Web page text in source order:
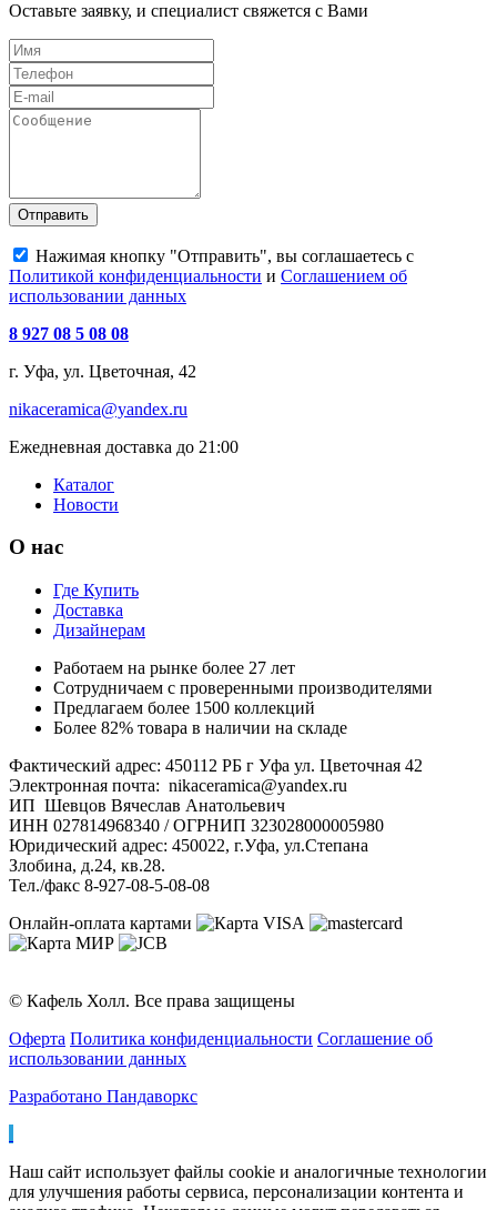
Оставьте заявку, и специалист свяжется с Вами
Отправить
Нажимая кнопку "Отправить", вы соглашаетесь с
Политикой конфиденциальности и Соглашением об
использовании данных
8 927 08 5 08 08
г. Уфа, ул. Цветочная, 42
nikaceramica@yandex.ru
Ежедневная доставка до 21:00
Каталог
Новости
О нас
Где Купить
Доставка
Дизайнерам
Работаем на рынке более 27 лет
Сотрудничаем с проверенными производителями
Предлагаем более 1500 коллекций
Более 82% товара в наличии на складе
Фактический адрес: 450112 РБ г Уфа ул. Цветочная 42
Электронная почта: nikaceramica@yandex.ru
ИП Шевцов Вячеслав Анатольевич
ИНН 027814968340 / ОГРНИП 323028000005980
Юридический адрес: 450022, г.Уфа, ул.Степана
Злобина, д.24, кв.28.
Тел./факс 8-927-08-5-08-08
Онлайн-оплата картами
© Кафель Холл. Все права защищены
Оферта Политика конфиденциальности Соглашение об
использовании данных
Разработано Пандаворкс
Наш сайт использует файлы cookie и аналогичные технологии
для улучшения работы сервиса, персонализации контента и